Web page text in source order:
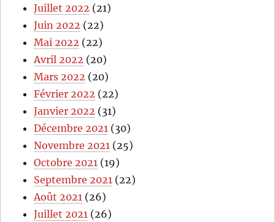
Juillet 2022 (21)
Juin 2022 (22)
Mai 2022 (22)
Avril 2022 (20)
Mars 2022 (20)
Février 2022 (22)
Janvier 2022 (31)
Décembre 2021 (30)
Novembre 2021 (25)
Octobre 2021 (19)
Septembre 2021 (22)
Août 2021 (26)
Juillet 2021 (26)